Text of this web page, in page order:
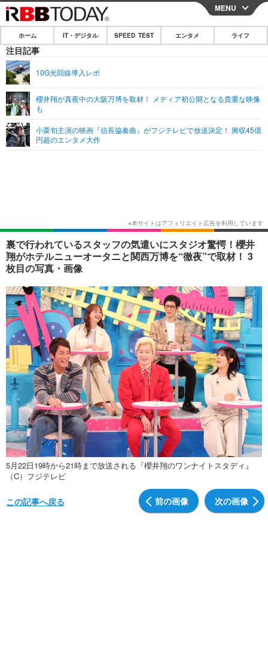
CLOSE
ホーム
IT・デジタル
ショッピング その他
SPEED TEST
エンタメ
エンタメTOP
ショッピング その他
ライフ
MENU
ホーム IT・デジタル SPEED TEST エンタメ ライフ
注目記事
10G光回線導入レポ
櫻井翔が真夜中の大阪万博を取材！ メディア初公開となる貴重な映像
も
小栗旬主演の映画『信長協奏曲』がフジテレビで放送決定！ 興収45億
円超のエンタメ大作
裏で行われているスタッフの気遣いにスタジオ驚愕！櫻井
翔がホテルニューオータニと関西万博を“徹夜”で取材！ 3
枚目の写真・画像
5月22日19時から21時まで放送される『櫻井翔のワンナイトスタディ』
（C）フジテレビ
前の画像 次の画像
この記事へ戻る